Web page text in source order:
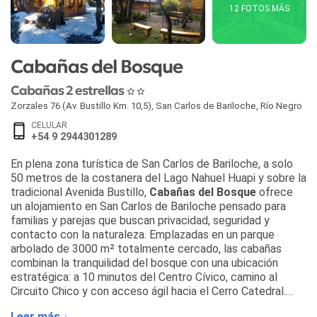
12 FOTOS MÁS
Cabañas del Bosque
Cabañas 2 estrellas
Zorzales 76 (Av. Bustillo Km. 10,5) San Carlos de Bariloche Río Negro
CELULAR
+54 9 2944301289
En plena zona turística de San Carlos de Bariloche, a solo
50 metros de la costanera del Lago Nahuel Huapi y sobre la
tradicional Avenida Bustillo, Cabañas del Bosque ofrece
un alojamiento en San Carlos de Bariloche pensado para
familias y parejas que buscan privacidad, seguridad y
contacto con la naturaleza. Emplazadas en un parque
arbolado de 3000 m² totalmente cercado, las cabañas
combinan la tranquilidad del bosque con una ubicación
estratégica: a 10 minutos del Centro Cívico, camino al
Circuito Chico y con acceso ágil hacia el Cerro Catedral.